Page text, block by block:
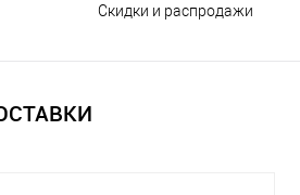
Скидки и распродажи